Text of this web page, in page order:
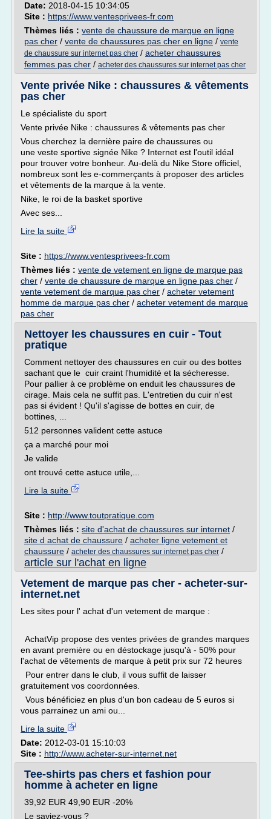
Date: 2018-04-15 10:34:05
Site : https://www.ventesprivees-fr.com
Thèmes liés : vente de chaussure de marque en ligne
pas cher / vente de chaussures pas cher en ligne / vente
de chaussure sur internet pas cher / acheter chaussures
femmes pas cher / acheter des chaussures sur internet pas cher
Vente privée Nike : chaussures & vêtements
pas cher
Le spécialiste du sport
Vente privée Nike : chaussures & vêtements pas cher
Vous cherchez la dernière paire de chaussures ou
une veste sportive signée Nike ? Internet est l'outil idéal
pour trouver votre bonheur. Au-delà du Nike Store officiel,
nombreux sont les e-commerçants à proposer des articles
et vêtements de la marque à la vente.
Nike, le roi de la basket sportive
Avec ses...
Lire la suite
Site : https://www.ventesprivees-fr.com
Thèmes liés : vente de vetement en ligne de marque pas
cher / vente de chaussure de marque en ligne pas cher /
vente vetement de marque pas cher / acheter vetement
homme de marque pas cher / acheter vetement de marque
pas cher
Nettoyer les chaussures en cuir - Tout
pratique
Comment nettoyer des chaussures en cuir ou des bottes
sachant que le cuir craint l'humidité et la sécheresse.
Pour pallier à ce problème on enduit les chaussures de
cirage. Mais cela ne suffit pas. L'entretien du cuir n'est
pas si évident ! Qu'il s'agisse de bottes en cuir, de
bottines, ...
512 personnes valident cette astuce
ça a marché pour moi
Je valide
ont trouvé cette astuce utile,...
Lire la suite
Site : http://www.toutpratique.com
Thèmes liés : site d'achat de chaussures sur internet /
site d achat de chaussure / acheter ligne vetement et
chaussure / acheter des chaussures sur internet pas cher /
article sur l'achat en ligne
Vetement de marque pas cher - acheter-sur-
internet.net
Les sites pour l' achat d'un vetement de marque :
AchatVip propose des ventes privées de grandes marques
en avant première ou en déstockage jusqu'à - 50% pour
l'achat de vêtements de marque à petit prix sur 72 heures
Pour entrer dans le club, il vous suffit de laisser
gratuitement vos coordonnées.
Vous bénéficiez en plus d'un bon cadeau de 5 euros si
vous parrainez un ami ou...
Lire la suite
Date: 2012-03-01 15:10:03
Site : http://www.acheter-sur-internet.net
Tee-shirts pas chers et fashion pour
homme à acheter en ligne
39,92 EUR 49,90 EUR -20%
Le saviez-vous ?